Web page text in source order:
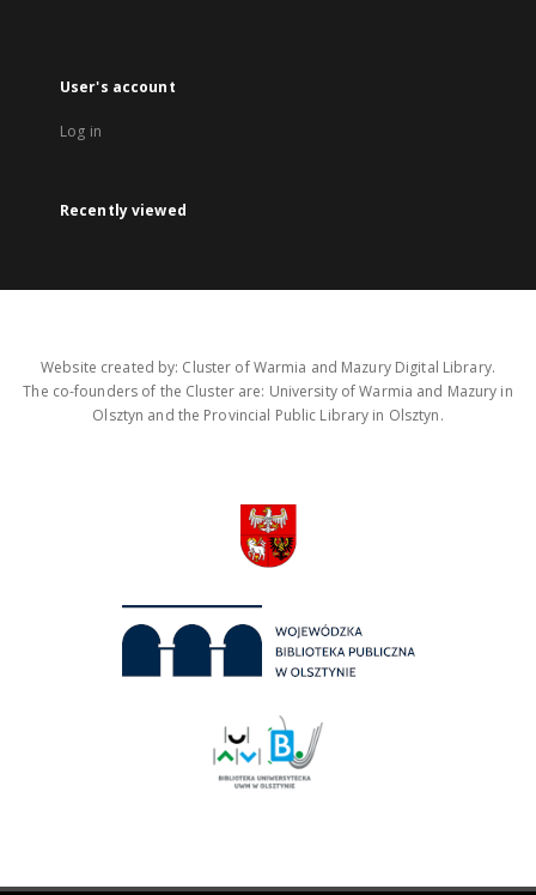
User's account
Log in
Recently viewed
Website created by: Cluster of Warmia and Mazury Digital Library.
The co-founders of the Cluster are: University of Warmia and Mazury in
Olsztyn and the Provincial Public Library in Olsztyn.